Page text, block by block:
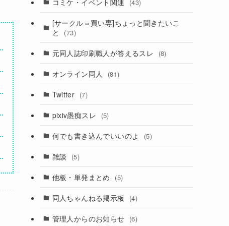
(43)
[サークル⇔買い専]ちょっと聞きたいこ
と
(73)
元同人誌印刷職人が答えるスレ (8)
オンライン同人 (81)
Twitter (7)
pixiv愚痴スレ (5)
何でも書き込んでいいのよ (5)
雑談 (5)
他板・単発まとめ (5)
同人ちゃんねる掲示板 (4)
管理人からのお知らせ (6)